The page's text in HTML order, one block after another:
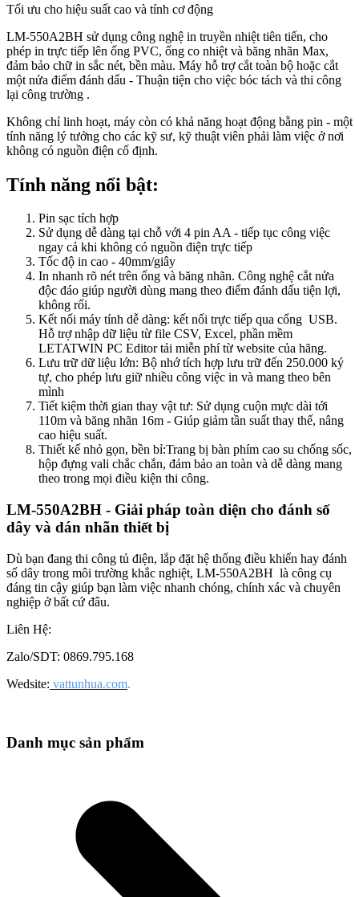
Tối ưu cho hiệu suất cao và tính cơ động
LM-550A2BH sử dụng công nghệ in truyền nhiệt tiên tiến, cho
phép in trực tiếp lên ống PVC, ống co nhiệt và băng nhãn Max,
đảm bảo chữ in sắc nét, bền màu. Máy hỗ trợ cắt toàn bộ hoặc cắt
một nửa điểm đánh dấu - Thuận tiện cho việc bóc tách và thi công
lại công trường .
Không chỉ linh hoạt, máy còn có khả năng hoạt động bằng pin - một
tính năng lý tưởng cho các kỹ sư, kỹ thuật viên phải làm việc ở nơi
không có nguồn điện cố định.
Tính năng nổi bật:
Pin sạc tích hợp
Sử dụng dễ dàng tại chỗ với 4 pin AA - tiếp tục công việc
ngay cả khi không có nguồn điện trực tiếp
Tốc độ in cao - 40mm/giây
In nhanh rõ nét trên ống và băng nhãn. Công nghệ cắt nửa
độc đáo giúp người dùng mang theo điểm đánh dấu tiện lợi,
không rối.
Kết nối máy tính dễ dàng: kết nối trực tiếp qua cổng USB.
Hỗ trợ nhập dữ liệu từ file CSV, Excel, phần mềm
LETATWIN PC Editor tải miễn phí từ website của hãng.
Lưu trữ dữ liệu lớn: Bộ nhớ tích hợp lưu trữ đến 250.000 ký
tự, cho phép lưu giữ nhiều công việc in và mang theo bên
mình
Tiết kiệm thời gian thay vật tư: Sử dụng cuộn mực dài tới
110m và băng nhãn 16m - Giúp giảm tần suất thay thế, nâng
cao hiệu suất.
Thiết kế nhỏ gọn, bền bỉ:Trang bị bàn phím cao su chống sốc,
hộp đựng vali chắc chắn, đảm bảo an toàn và dễ dàng mang
theo trong mọi điều kiện thi công.
LM-550A2BH - Giải pháp toàn diện cho đánh số
dây và dán nhãn thiết bị
Dù bạn đang thi công tủ điện, lắp đặt hệ thống điều khiển hay đánh
số dây trong môi trường khắc nghiệt, LM-550A2BH là công cụ
đáng tin cậy giúp bạn làm việc nhanh chóng, chính xác và chuyên
nghiệp ở bất cứ đâu.
Liên Hệ:
Zalo/SDT: 0869.795.168
Wedsite: vattunhua.com.
Danh mục sản phẩm